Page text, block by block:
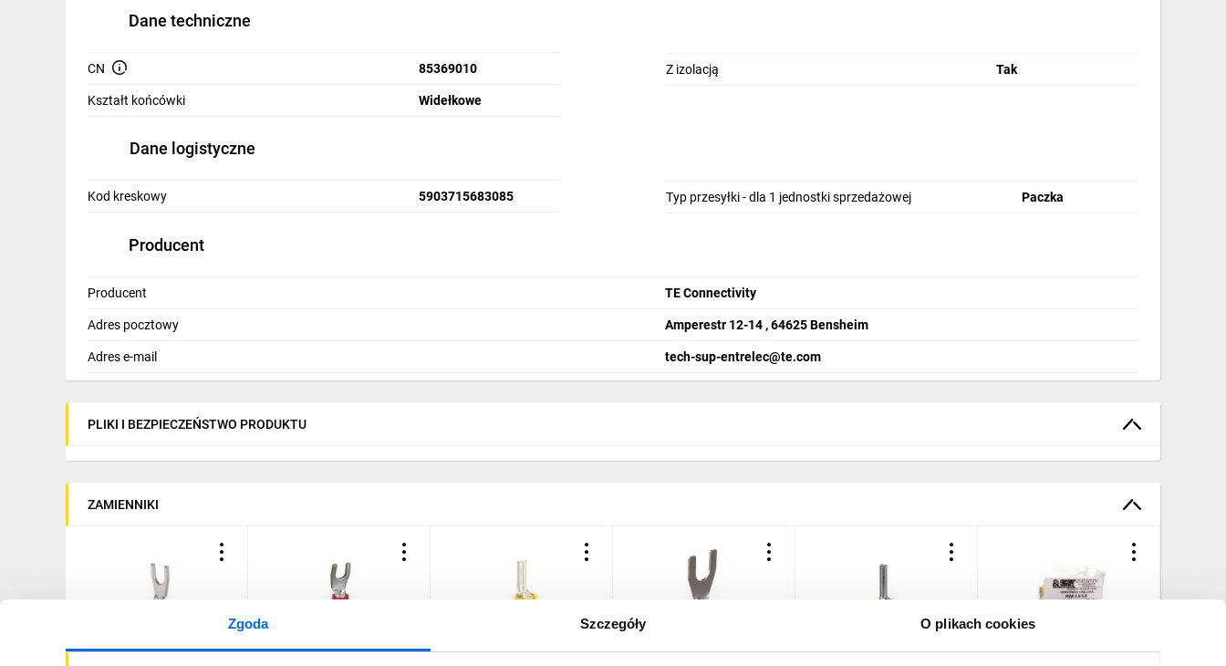
Zgoda Szczegóły O plikach cookies
Wentylacja i rekuperacja
Dane techniczne
CN 85369010
Kształt końcówki Widełkowe
Z izolacją Tak
Dane logistyczne
Kod kreskowy 5903715683085 Typ przesyłki - dla 1 jednostki sprzedażowej Paczka
Producent
Producent TE Connectivity
Adres pocztowy Amperestr 12-14 , 64625 Bensheim
Adres e-mail tech-sup-entrelec@te.com
PLIKI I BEZPIECZEŃSTWO PRODUKTU
ZAMIENNIKI